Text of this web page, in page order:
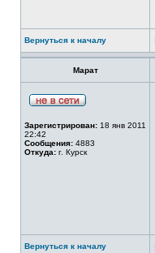
Вернуться к началу
Марат
Зарегистрирован: 18 янв 2011
22:42
Сообщения: 4883
Откуда: г. Курск
Вернуться к началу